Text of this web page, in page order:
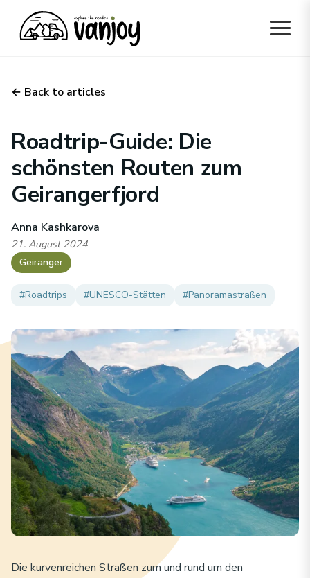
← Back to articles
Roadtrip-Guide: Die
schönsten Routen zum
Geirangerfjord
Anna Kashkarova
21. August 2024
Geiranger
#Roadtrips #UNESCO-Stätten #Panoramastraßen
Die kurvenreichen Straßen zum und rund um den